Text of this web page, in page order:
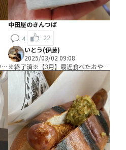
中田屋のきんつば
4
22
いとう(伊藤)
2025/03/02 09:08
※終了済※【3月】最近食べたおやつ
教えて！